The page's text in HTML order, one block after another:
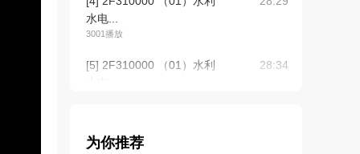
水电...
3001播放
[5] 2F310000 （01）水利
28:34
水电...
为你推荐